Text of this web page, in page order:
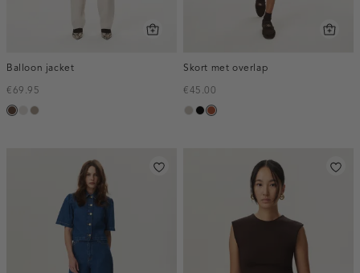
Balloon jacket
€69.95
donkerbruin
kittaupe,
Skort met overlap
€45.00
taupe,
zwartbruin